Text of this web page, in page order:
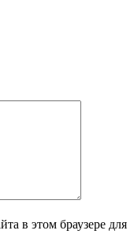
в этом браузере для